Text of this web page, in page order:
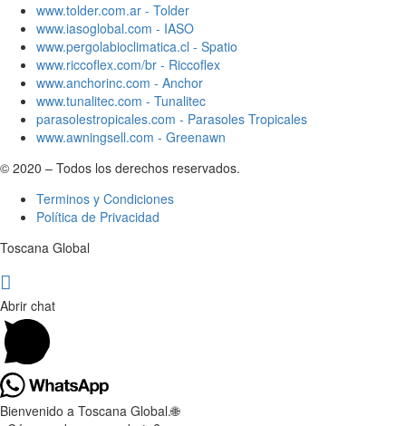
www.tolder.com.ar - Tolder
www.iasoglobal.com - IASO
www.pergolabioclimatica.cl - Spatio
www.riccoflex.com/br - Riccoflex
www.anchorinc.com - Anchor
www.tunalitec.com - Tunalitec
parasolestropicales.com - Parasoles Tropicales
www.awningsell.com - Greenawn
© 2020 – Todos los derechos reservados.
Terminos y Condiciones
Política de Privacidad
Toscana Global
Abrir chat
Bienvenido a Toscana Global.🌐